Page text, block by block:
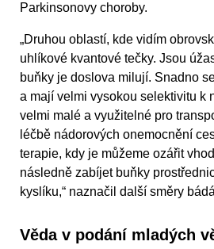
Parkinsonovy choroby.
„Druhou oblastí, kde vidím
uhlíkové kvantové tečky. Jsou
buňky je doslova milují. Snadno
a mají velmi vysokou selektivitu k
velmi malé a využitelné pro
léčbě nádorových onemocnění
terapie, kdy je můžeme ozářit
následně zabíjet buňky
kyslíku,“ naznačil další směry
Věda v podání mladých